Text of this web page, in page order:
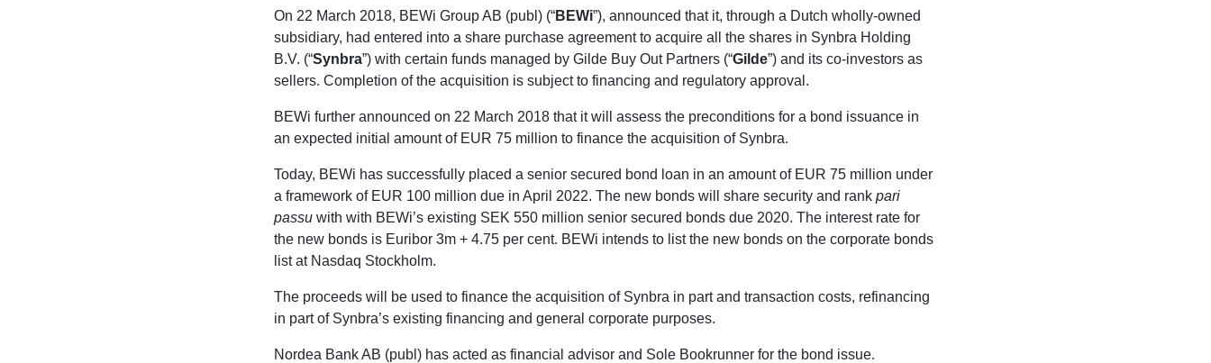
On 22 March 2018, BEWi Group AB (publ) (“BEWi”), announced that it, through a Dutch wholly-owned
subsidiary, had entered into a share purchase agreement to acquire all the shares in Synbra Holding
B.V. (“Synbra”) with certain funds managed by Gilde Buy Out Partners (“Gilde”) and its co-investors as
sellers. Completion of the acquisition is subject to financing and regulatory approval.
BEWi further announced on 22 March 2018 that it will assess the preconditions for a bond issuance in
an expected initial amount of EUR 75 million to finance the acquisition of Synbra.
Today, BEWi has successfully placed a senior secured bond loan in an amount of EUR 75 million under
a framework of EUR 100 million due in April 2022. The new bonds will share security and rank pari
passu with with BEWi’s existing SEK 550 million senior secured bonds due 2020. The interest rate for
the new bonds is Euribor 3m + 4.75 per cent. BEWi intends to list the new bonds on the corporate bonds
list at Nasdaq Stockholm.
The proceeds will be used to finance the acquisition of Synbra in part and transaction costs, refinancing
in part of Synbra’s existing financing and general corporate purposes.
Nordea Bank AB (publ) has acted as financial advisor and Sole Bookrunner for the bond issue.